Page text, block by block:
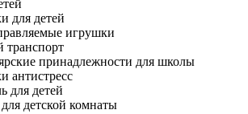
для детей
игрушки
транспорт
принадлежности для школы
антистресс
для детей
детской комнаты